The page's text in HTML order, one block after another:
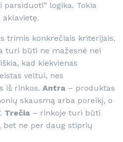
logika. Tokia
trimis konkrečiais kriterijais.
turi būti ne mažesnė nei
kad kiekvienas
veltui, nes
iš rinkos. Antra – produktas
skausmą arba poreikį, o
Trečia – rinkoje turi būti
bet ne per daug stiprių